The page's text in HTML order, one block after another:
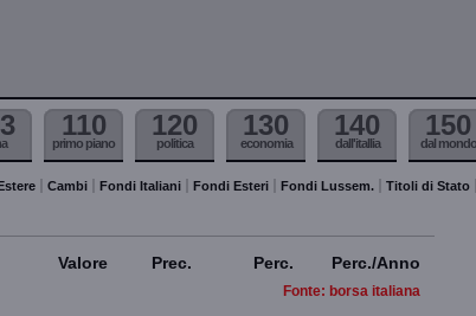
110
primo piano
120
politica
130
economia
140
dall'itallia
150
dal mondo
Cambi Fondi Italiani Fondi Esteri Fondi Lussem. Titoli di Stato
Valore Prec. Perc. Perc./Anno
Fonte: borsa italiana